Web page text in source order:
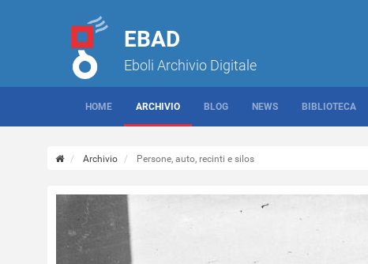
EBAD
Eboli Archivio Digitale
HOME ARCHIVIO BLOG NEWS BIBLIOTECA
Archivio Persone, auto, recinti e silos